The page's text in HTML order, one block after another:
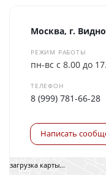
Москва, г.
РЕЖИМ РАБОТЫ
пн-вс с 8.00 до
ТЕЛЕФОН
8 (999) 781-66-28
Написать
загрузка карты...